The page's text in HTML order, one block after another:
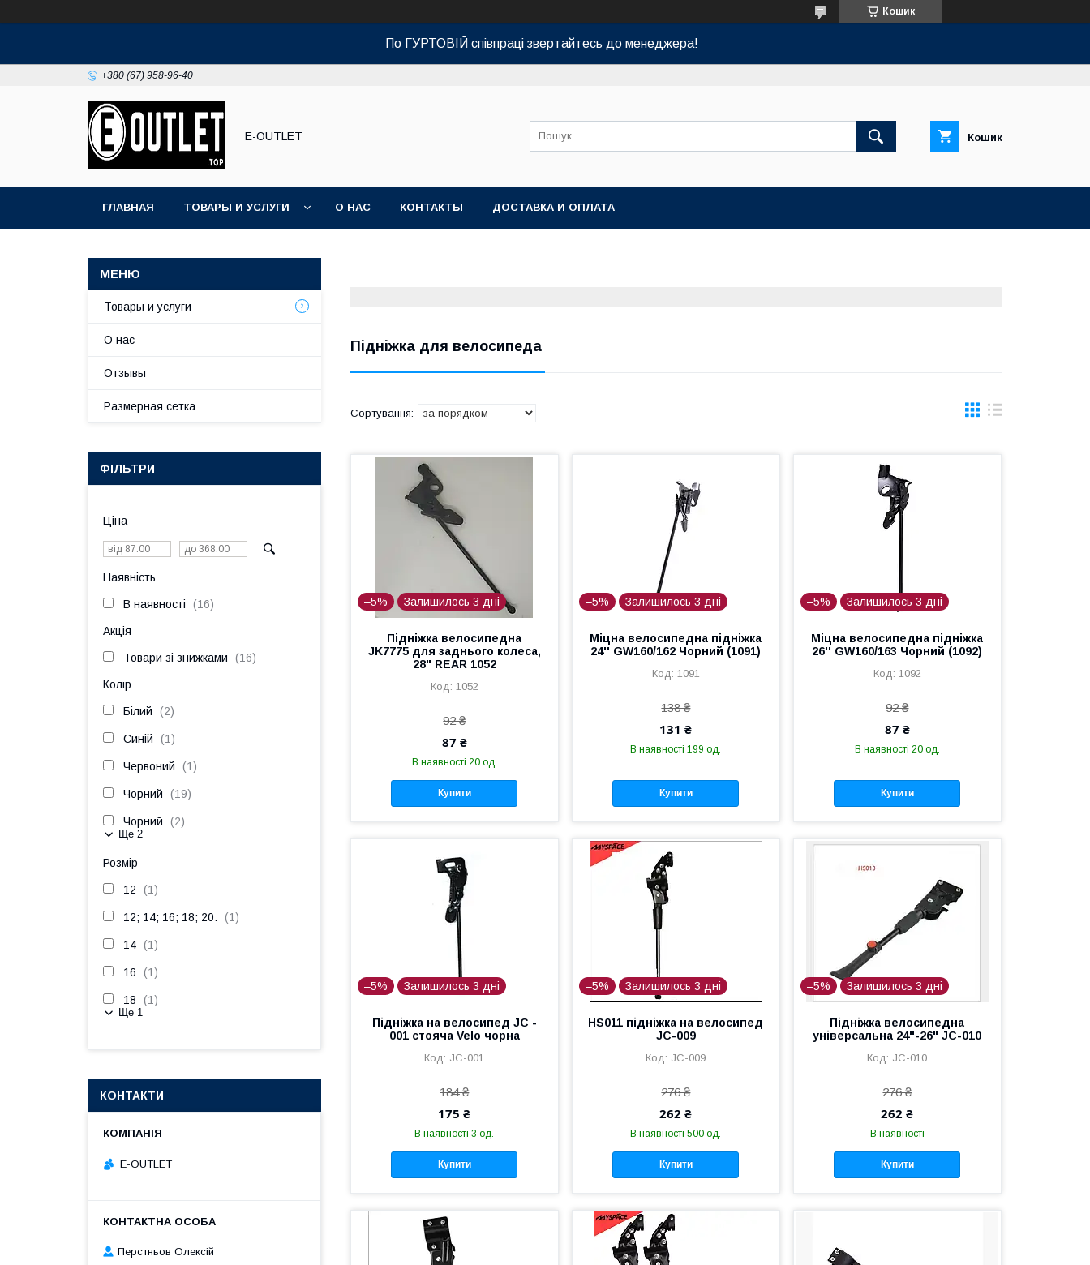
Кошик
По ГУРТОВІЙ співпраці звертайтесь до менеджера!
+380 (67) 958-96-40
E-OUTLET Кошик
ГЛАВНАЯ ТОВАРЫ И УСЛУГИ О НАС КОНТАКТЫ ДОСТАВКА И ОПЛАТА
Підніжка для велосипеда
–5% Залишилось 3 дні
Підніжка велосипедна
JK7775 для заднього колеса,
28" REAR 1052
1052
92 ₴
87 ₴
В наявності 20 од.
Купити
–5% Залишилось 3 дні
Міцна велосипедна підніжка
24'' GW160/162 Чорний (1091)
1091
138 ₴
131 ₴
В наявності 199 од.
Купити
–5% Залишилось 3 дні
Міцна велосипедна підніжка
26'' GW160/163 Чорний (1092)
1092
92 ₴
87 ₴
В наявності 20 од.
Купити
–5% Залишилось 3 дні
Підніжка на велосипед JC -
001 стояча Velo чорна
JC-001
184 ₴
175 ₴
В наявності 3 од.
Купити
–5% Залишилось 3 дні
HS011 підніжка на велосипед
JC-009
JC-009
276 ₴
262 ₴
В наявності 500 од.
Купити
–5% Залишилось 3 дні
Підніжка велосипедна
універсальна 24"-26" JC-010
JC-010
276 ₴
262 ₴
В наявності
Купити
Товары и услуги
О нас
Отзывы
Размерная сетка
ФІЛЬТРИ
Ціна
Наявність
В наявності 16
Акція
Товари зі знижками 16
Колір
Білий 2
Синій 1
Червоний 1
Чорний 19
Чорний 2
Ще 2
Розмір
12 1
12; 14; 16; 18; 20. 1
14 1
16 1
18 1
Ще 1
КОНТАКТИ
E-OUTLET
Перстньов Олексій